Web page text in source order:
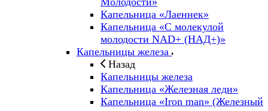
Капельница «Лаеннек»
Капельница «С молекулой
молодости NAD+ (НАД+)»
Капельницы железа
Назад
Капельницы железа
Капельница «Железная леди»
Капельница «Iron man» (Железный